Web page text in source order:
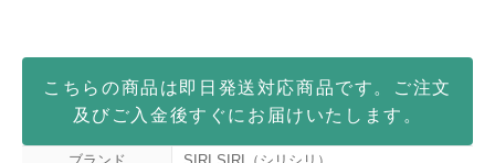
こちらの商品は即日発送対応商品です。ご注文
及びご入金後すぐにお届けいたします。